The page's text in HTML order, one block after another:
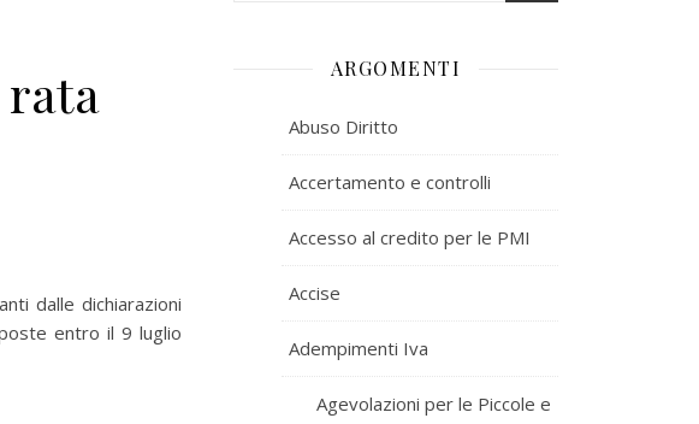
rata
dalle dichiarazioni
entro il 9 luglio
ARGOMENTI
Abuso Diritto
Accertamento e controlli
Accesso al credito per le PMI
Accise
Adempimenti Iva
Agevolazioni per le Piccole e